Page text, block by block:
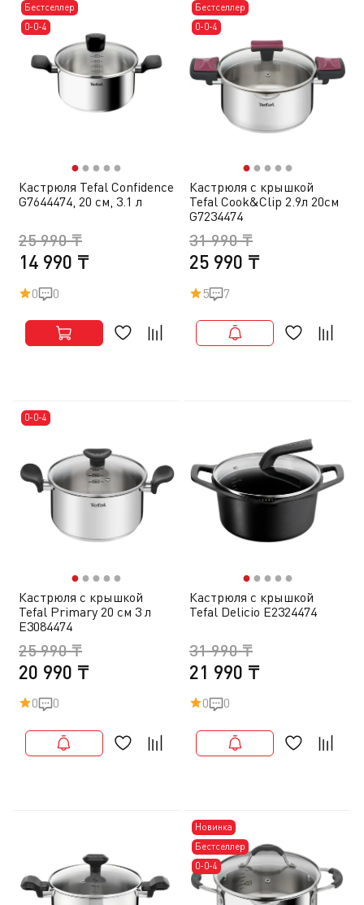
Бестселлер
0-0-4
●● ● ● ●
Кастрюля Tefal Confidence
G7644474, 20 см, 3.1 л
14 990 ₸
25 990 ₸
0 0
Бестселлер
0-0-4
●● ● ● ●
Кастрюля с крышкой
Tefal Cook&Clip 2.9л 20см
G7234474
25 990 ₸
31 990 ₸
5 7
0-0-4
●● ● ● ●
Кастрюля с крышкой
Tefal Primary 20 см 3 л
E3084474
20 990 ₸
25 990 ₸
0 0
●● ● ● ●
Кастрюля с крышкой
Tefal Delicio E2324474
21 990 ₸
31 990 ₸
0 0
Новинка
Бестселлер
0-0-4